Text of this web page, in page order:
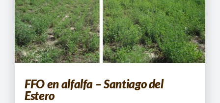
CONTACTO
BUSCAR:
FFO en alfalfa – Santiago del
Estero